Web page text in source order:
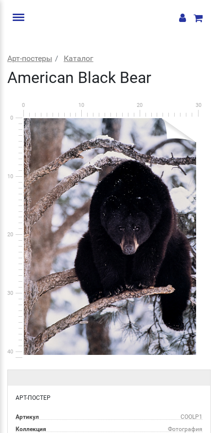
Арт-постеры Каталог
American Black Bear
0 10 30
20
0
10
20
30
40
АРТ-ПОСТЕР
Артикул
COOLP1
Коллекция
Фотография